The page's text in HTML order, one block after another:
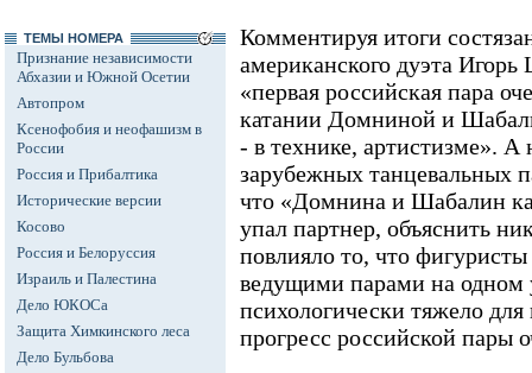
ТЕМЫ НОМЕРА
Признание независимости
Абхазии и Южной Осетии
Автопром
Ксенофобия и неофашизм в
России
Россия и Прибалтика
Исторические версии
Косово
Россия и Белоруссия
Израиль и Палестина
Дело ЮКОСа
Защита Химкинского леса
Дело Бульбова
Комментируя итоги
американского дуэта
«первая российская пара
катании Домниной и
- в технике, артистизме». А
зарубежных танцевальных
что «Домнина и Шабалин
упал партнер, объяснить
повлияло то, что фигуристы
ведущими парами на одном
психологически тяжело
прогресс российской пары